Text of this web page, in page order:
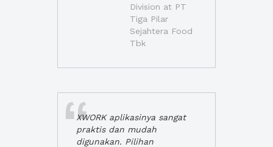
Division at PT
Tiga Pilar
Sejahtera Food
Tbk
XWORK aplikasinya sangat
praktis dan mudah
digunakan. Pilihan